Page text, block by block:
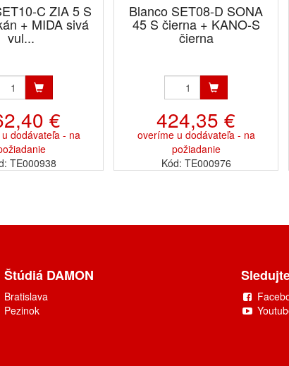
C ZIA 5 S
+ MIDA sivá
vul...
€
dodávateľa - na
TE000938
Blanco SET08-D SONA
45 S čierna + KANO-S
čierna
424,35 €
overíme u dodávateľa - na
požiadanie
Kód: TE000976
Štúdiá DAMON
Bratislava
Pezinok